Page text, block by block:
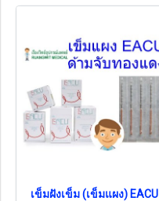
เข็มฝังเข็ม (เข็มแผง) EACU